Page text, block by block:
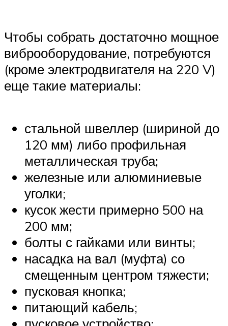
Чтобы собрать достаточно мощное
виброоборудование, потребуются
(кроме электродвигателя на 220 V)
еще такие материалы:
стальной швеллер (шириной до
120 мм) либо профильная
металлическая труба;
железные или алюминиевые
уголки;
кусок жести примерно 500 на
200 мм;
болты с гайками или винты;
насадка на вал (муфта) со
смещенным центром тяжести;
пусковая кнопка;
питающий кабель;